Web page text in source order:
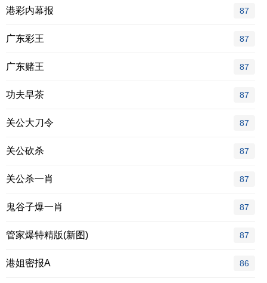
港彩内幕报 87
广东彩王 87
广东赌王 87
功夫早茶 87
关公大刀令 87
关公砍杀 87
关公杀一肖 87
鬼谷子爆一肖 87
管家爆特精版(新图) 87
港姐密报A 86